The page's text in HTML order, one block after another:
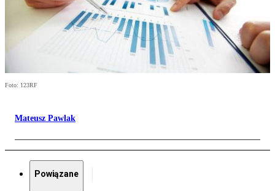
Foto: 123RF
Mateusz Pawlak
Powiązane